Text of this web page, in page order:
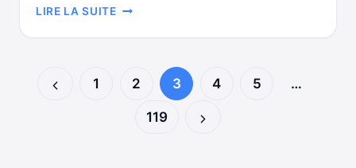
LIRE LA SUITEPARCOURS
DU
FRED)
Navigation
1 2 3 4 5 …
119